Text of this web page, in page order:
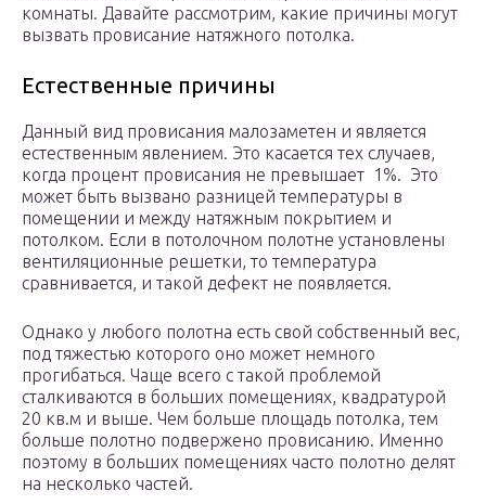
комнаты. Давайте рассмотрим, какие причины могут
вызвать провисание натяжного потолка.
Естественные причины
Данный вид провисания малозаметен и является
естественным явлением. Это касается тех случаев,
когда процент провисания не превышает 1%. Это
может быть вызвано разницей температуры в
помещении и между натяжным покрытием и
потолком. Если в потолочном полотне установлены
вентиляционные решетки, то температура
сравнивается, и такой дефект не появляется.
Однако у любого полотна есть свой собственный вес,
под тяжестью которого оно может немного
прогибаться. Чаще всего с такой проблемой
сталкиваются в больших помещениях, квадратурой
20 кв.м и выше. Чем больше площадь потолка, тем
больше полотно подвержено провисанию. Именно
поэтому в больших помещениях часто полотно делят
на несколько частей.